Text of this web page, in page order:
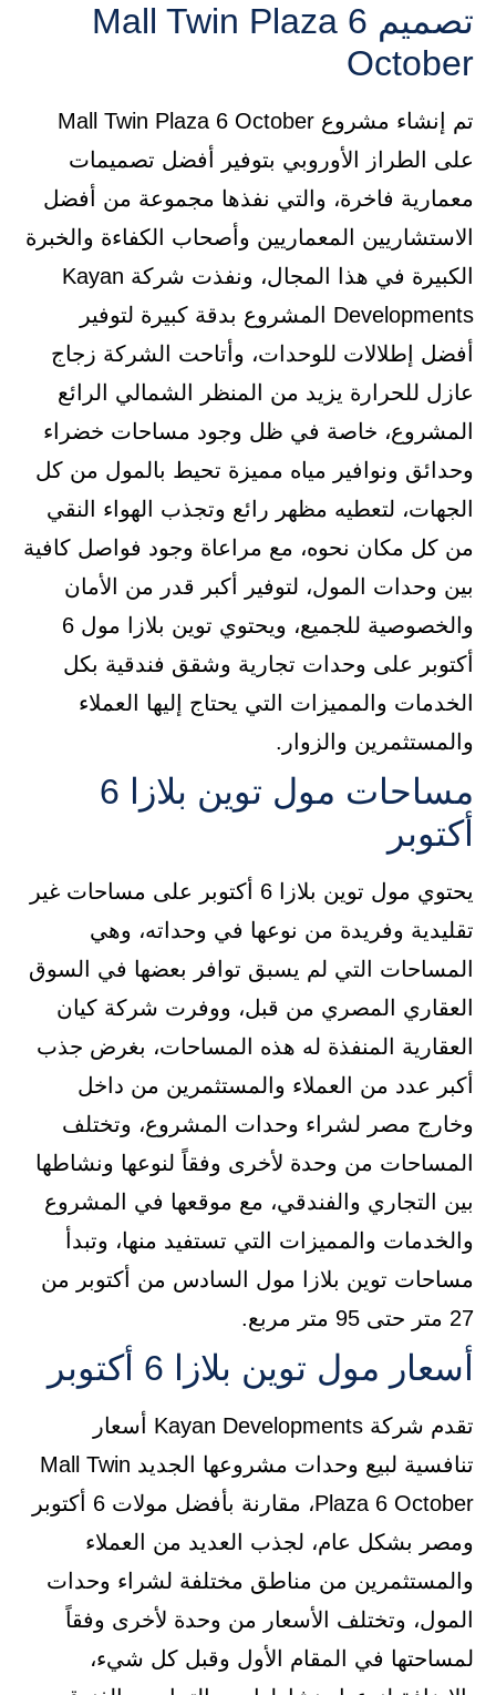
تصميم Mall Twin Plaza 6
October
تم إنشاء مشروع Mall Twin Plaza 6 October
على الطراز الأوروبي بتوفير أفضل تصميمات
معمارية فاخرة، والتي نفذها مجموعة من أفضل
الاستشاريين المعماريين وأصحاب الكفاءة والخبرة
الكبيرة في هذا المجال، ونفذت شركة Kayan
Developments المشروع بدقة كبيرة لتوفير
أفضل إطلالات للوحدات، وأتاحت الشركة زجاج
عازل للحرارة يزيد من المنظر الشمالي الرائع
المشروع، خاصة في ظل وجود مساحات خضراء
وحدائق ونوافير مياه مميزة تحيط بالمول من كل
الجهات، لتعطيه مظهر رائع وتجذب الهواء النقي
من كل مكان نحوه، مع مراعاة وجود فواصل كافية
بين وحدات المول، لتوفير أكبر قدر من الأمان
والخصوصية للجميع، ويحتوي توين بلازا مول 6
أكتوبر على وحدات تجارية وشقق فندقية بكل
الخدمات والمميزات التي يحتاج إليها العملاء
والمستثمرين والزوار.
مساحات مول توين بلازا 6
أكتوبر
يحتوي مول توين بلازا 6 أكتوبر على مساحات غير
تقليدية وفريدة من نوعها في وحداته، وهي
المساحات التي لم يسبق توافر بعضها في السوق
العقاري المصري من قبل، ووفرت شركة كيان
العقارية المنفذة له هذه المساحات، بغرض جذب
أكبر عدد من العملاء والمستثمرين من داخل
وخارج مصر لشراء وحدات المشروع، وتختلف
المساحات من وحدة لأخرى وفقاً لنوعها ونشاطها
بين التجاري والفندقي، مع موقعها في المشروع
والخدمات والمميزات التي تستفيد منها، وتبدأ
مساحات توين بلازا مول السادس من أكتوبر من
27 متر حتى 95 متر مربع.
أسعار مول توين بلازا 6 أكتوبر
تقدم شركة Kayan Developments أسعار
تنافسية لبيع وحدات مشروعها الجديد Mall Twin
Plaza 6 October، مقارنة بأفضل مولات 6 أكتوبر
ومصر بشكل عام، لجذب العديد من العملاء
والمستثمرين من مناطق مختلفة لشراء وحدات
المول، وتختلف الأسعار من وحدة لأخرى وفقاً
لمساحتها في المقام الأول وقبل كل شيء،